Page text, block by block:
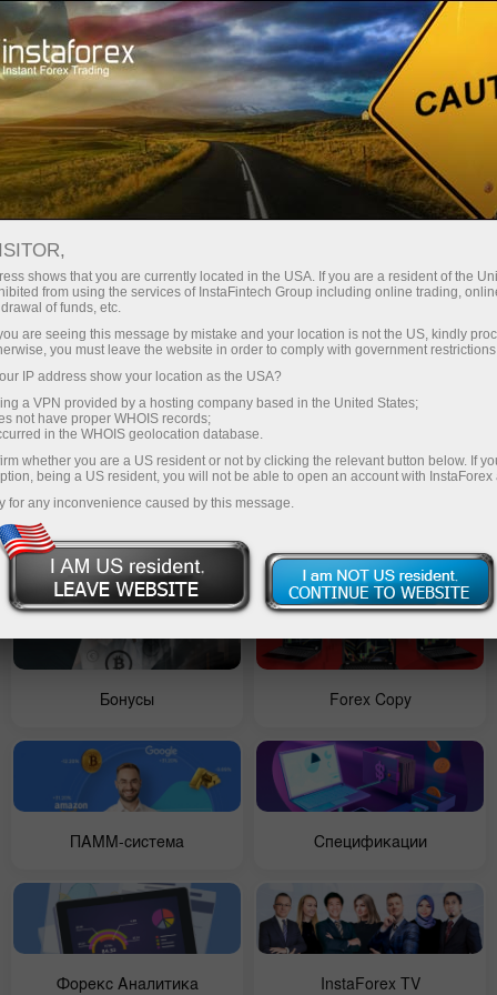
Часто ищут:
MetaTrader
Мобильный терминал , Бонусы
Криптовалюта, Демосчет
Популярные разделы
Начинающим Конкурсы
Бонусы Forex Copy
ПАММ-система Спецификации
Форекс Аналитика InstaForex TV
shows that you are currently located in the USA. If you are a resident of the
from using the services of InstaFintech Group including online trading,
of funds, etc.
are seeing this message by mistake and your location is not the US, kindly
you must leave the website in order to comply with government
IP address show your location as the USA?
a VPN provided by a hosting company based in the United States;
not have proper WHOIS records;
in the WHOIS geolocation database.
whether you are a US resident or not by clicking the relevant button below. If
being a US resident, you will not be able to open an account with InstaForex
for any inconvenience caused by this message.